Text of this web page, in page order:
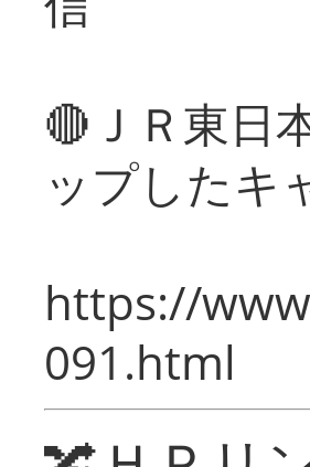
🔴ＪＲ東日
ップしたキ
https://
091.html